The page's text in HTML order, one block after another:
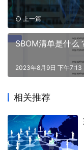
上一篇
SBOM清单是什么
2023年8月9日 下午7:13
相关推荐